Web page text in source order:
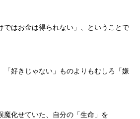
ではお金は得られない」、ということで
「好きじゃない」ものよりもむしろ「嫌
魔化せていた、自分の「生命」を